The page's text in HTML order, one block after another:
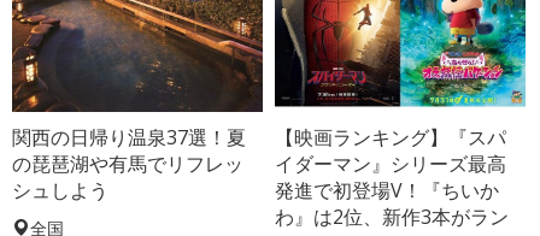
関西の日帰り温泉37選！夏
の琵琶湖や有馬でリフレッ
シュしよう
全国
【映画ランキング】『スパ
イダーマン』シリーズ最高
発進で初登場V！『ちいか
わ』は2位、新作3本がラン